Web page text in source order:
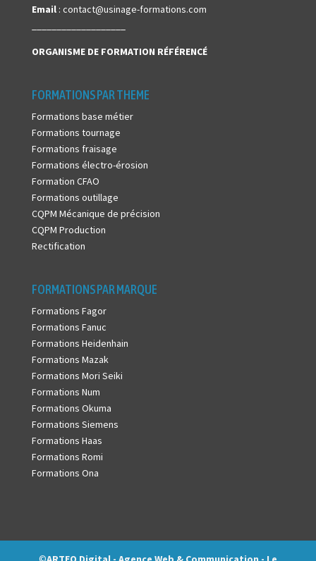
Email: contact@usinage-formations.com
ORGANISME DE FORMATION RÉFÉRENCÉ
FORMATIONS PAR THEME
Formations base métier
Formations tournage
Formations fraisage
Formations électro-érosion
Formation CFAO
Formations outillage
CQPM Mécanique de précision
CQPM Production
Rectification
FORMATIONS PAR MARQUE
Formations Fagor
Formations Fanuc
Formations Heidenhain
Formations Mazak
Formations Mori Seiki
Formations Num
Formations Okuma
Formations Siemens
Formations Haas
Formations Romi
Formations Ona